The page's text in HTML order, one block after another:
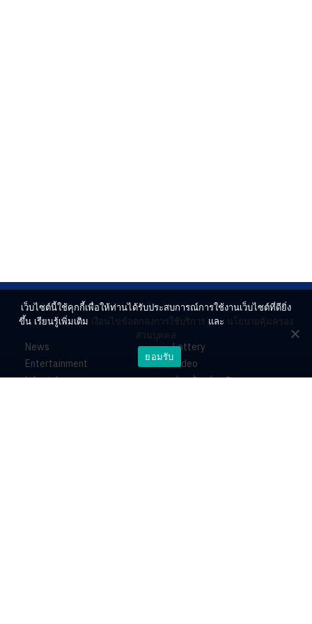
News
Entertainment
Lifestyle
Lottery
Video
ร่วมด้วยช่วยกัน
เว็บไซต์นี้ใช้คุกกี้เพื่อให้ท่านได้รับประสบการณ์การใช้งานเว็บไซต์ที่ดียิ่ง
ขึ้น เรียนรู้เพิ่มเติม เงื่อนไขข้อตกลงการใช้บริการ และ นโยบายคุ้มครอง
ส่วนบุคคล
ยอมรับ